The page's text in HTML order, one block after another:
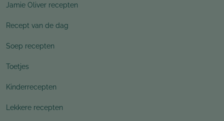
Jamie Oliver recepten
Recept van de dag
Soep recepten
Toetjes
Kinderrecepten
Lekkere recepten